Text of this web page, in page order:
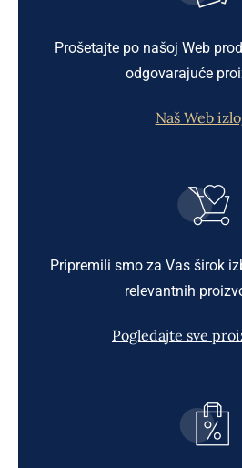
Prošetajte po našoj Web
odgovarajuće
Naš Web
Pripremili smo za Vas širok
relevantnih
Pogledajte sve